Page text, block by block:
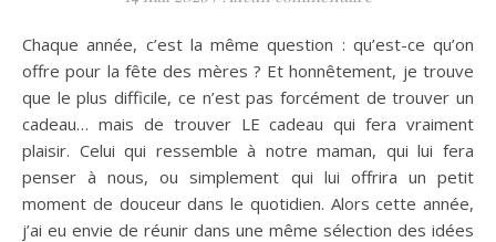
Chaque année, c’est la même question : qu’est-ce qu’on
offre pour la fête des mères ? Et honnêtement, je trouve
que le plus difficile, ce n’est pas forcément de trouver un
cadeau… mais de trouver LE cadeau qui fera vraiment
plaisir. Celui qui ressemble à notre maman, qui lui fera
penser à nous, ou simplement qui lui offrira un petit
moment de douceur dans le quotidien. Alors cette année,
j’ai eu envie de réunir dans une même sélection des idées